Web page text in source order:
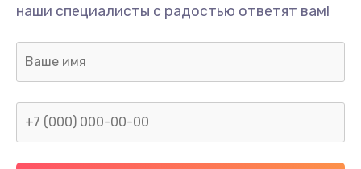
наши специалисты с радостью ответят вам!